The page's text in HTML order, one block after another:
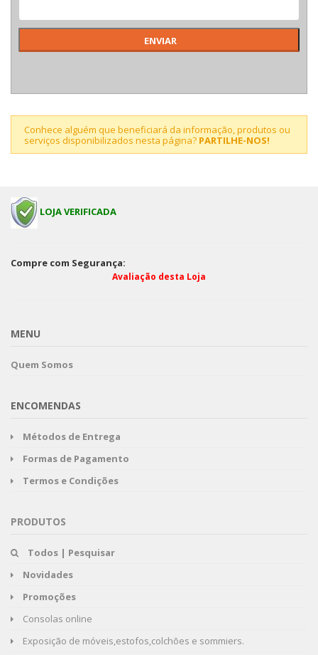
Conhece alguém que beneficiará da informação, produtos ou
serviços disponibilizados nesta página? PARTILHE-NOS!
LOJA VERIFICADA
Compre com Segurança:
Avaliação desta Loja
MENU
Quem Somos
ENCOMENDAS
Métodos de Entrega
Formas de Pagamento
Termos e Condições
PRODUTOS
Todos | Pesquisar
Novidades
Promoções
Consolas online
Exposição de móveis,estofos,colchões e sommiers.